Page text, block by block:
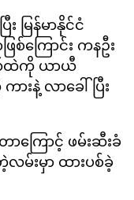
မြန်မာနိုင်ငံ
ကြောင်း ကနဦး
ယ်ထဲကို ယာယီ
နဲ့ လာခေါ်ပြီး
ကြောင့် ဖမ်းဆီးခံ
မ်းမှာ ထားပစ်ခဲ့